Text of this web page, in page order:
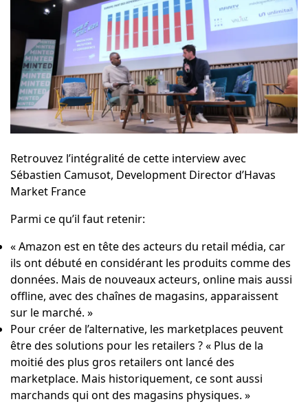
Retrouvez l’intégralité de cette interview avec
Sébastien Camusot, Development Director d’Havas
Market France
Parmi ce qu’il faut retenir:
« Amazon est en tête des acteurs du retail média, car
ils ont débuté en considérant les produits comme des
données. Mais de nouveaux acteurs, online mais aussi
offline, avec des chaînes de magasins, apparaissent
sur le marché. »
Pour créer de l’alternative, les marketplaces peuvent
être des solutions pour les retailers ? « Plus de la
moitié des plus gros retailers ont lancé des
marketplace. Mais historiquement, ce sont aussi
marchands qui ont des magasins physiques. »